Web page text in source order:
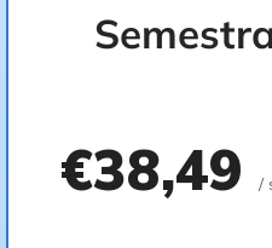
€38,49 /